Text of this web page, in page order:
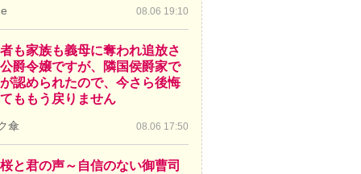
08.06 19:10
も家族も義母に奪われ追放さ
爵令嬢ですが、隣国侯爵家で
認められたので、今さら後悔
ももう戻りません
傘 08.06 17:50
と君の声～自信のない御曹司